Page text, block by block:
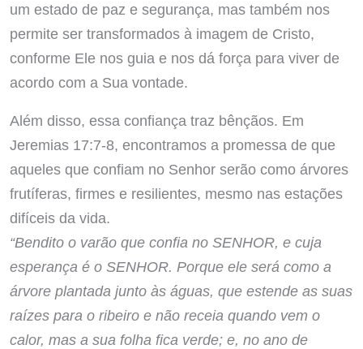
um estado de paz e segurança, mas também nos
permite ser transformados à imagem de Cristo,
conforme Ele nos guia e nos dá força para viver de
acordo com a Sua vontade.
Além disso, essa confiança traz bênçãos. Em
Jeremias 17:7-8, encontramos a promessa de que
aqueles que confiam no Senhor serão como árvores
frutíferas, firmes e resilientes, mesmo nas estações
difíceis da vida.
“Bendito o varão que confia no SENHOR, e cuja
esperança é o SENHOR. Porque ele será como a
árvore plantada junto às águas, que estende as suas
raízes para o ribeiro e não receia quando vem o
calor, mas a sua folha fica verde; e, no ano de